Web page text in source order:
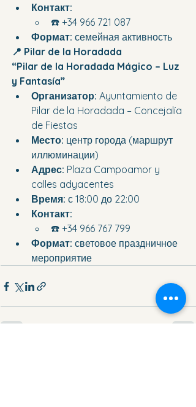
Контакт:
☎️ +34 966 721 087
Формат: семейная активность
📍 Pilar de la Horadada
“Pilar de la Horadada Mágico – Luz
y Fantasía”
Организатор: Ayuntamiento de
Pilar de la Horadada – Concejalía
de Fiestas
Место: центр города (маршрут
иллюминации)
Адрес: Plaza Campoamor y
calles adyacentes
Время: с 18:00 до 22:00
Контакт:
☎️ +34 966 767 799
Формат: световое праздничное
мероприятие